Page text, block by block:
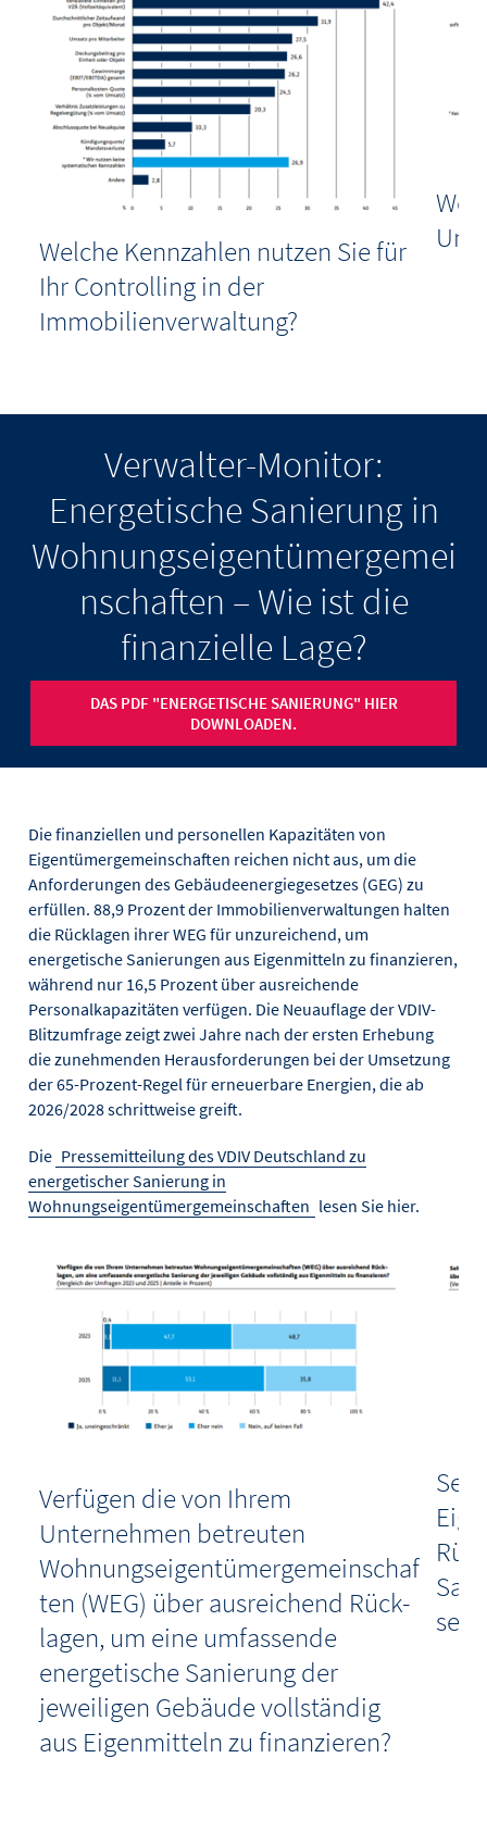
Welche Kennzahlen nutzen Sie für
Ihr Controlling in der
Immobilienverwaltung?
Verwalter-Monitor:
Energetische Sanierung in
Wohnungseigentümergemei
nschaften – Wie ist die
finanzielle Lage?
DAS PDF "ENERGETISCHE SANIERUNG" HIER
DOWNLOADEN.
Die finanziellen und personellen Kapazitäten von
Eigentümergemeinschaften reichen nicht aus, um die
Anforderungen des Gebäudeenergiegesetzes (GEG) zu
erfüllen. 88,9 Prozent der Immobilienverwaltungen halten
die Rücklagen ihrer WEG für unzureichend, um
energetische Sanierungen aus Eigenmitteln zu finanzieren,
während nur 16,5 Prozent über ausreichende
Personalkapazitäten verfügen. Die Neuauflage der VDIV-
Blitzumfrage zeigt zwei Jahre nach der ersten Erhebung
die zunehmenden Herausforderungen bei der Umsetzung
der 65-Prozent-Regel für erneuerbare Energien, die ab
2026/2028 schrittweise greift.
Die Pressemitteilung des VDIV Deutschland zu
energetischer Sanierung in
Wohnungseigentümergemeinschaften lesen Sie hier.
Verfügen die von Ihrem
Unternehmen betreuten
Wohnungseigentümergemeinschaf
ten (WEG) über ausreichend Rück-
lagen, um eine umfassende
energetische Sanierung der
jeweiligen Gebäude vollständig
aus Eigenmitteln zu finanzieren?